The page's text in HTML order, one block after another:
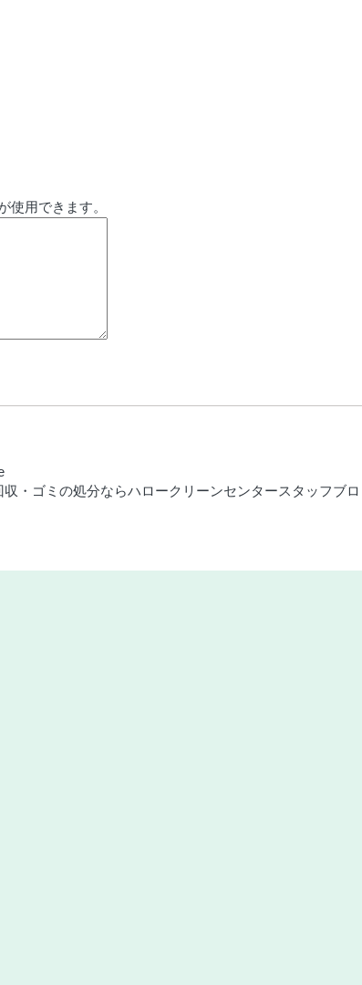
使用できます。
・ゴミの処分ならハロークリーンセンタースタッフブロ